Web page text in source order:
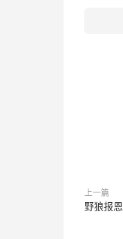
上一篇
野狼报恩